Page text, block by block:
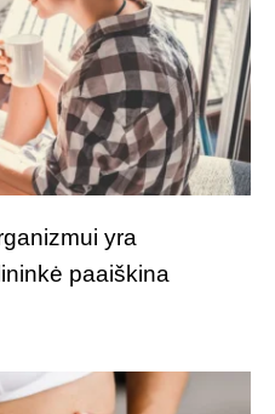
yra
paaiškina